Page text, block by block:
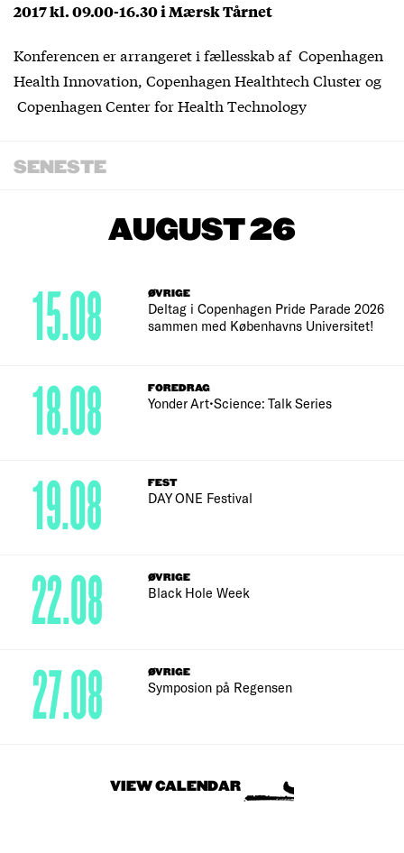
2017 kl. 09.00-16.30 i Mærsk Tårnet
Konferencen er arrangeret i fællesskab af Copenhagen
Health Innovation, Copenhagen Healthtech Cluster og
Copenhagen Center for Health Technology
SENESTE
AUGUST 26
ØVRIGE
Deltag i Copenhagen Pride Parade 2026
sammen med Københavns Universitet!
15.08
FOREDRAG
Yonder Art•Science: Talk Series
18.08
FEST
DAY ONE Festival
19.08
ØVRIGE
Black Hole Week
22.08
ØVRIGE
Symposion på Regensen
27.08
VIEW CALENDAR